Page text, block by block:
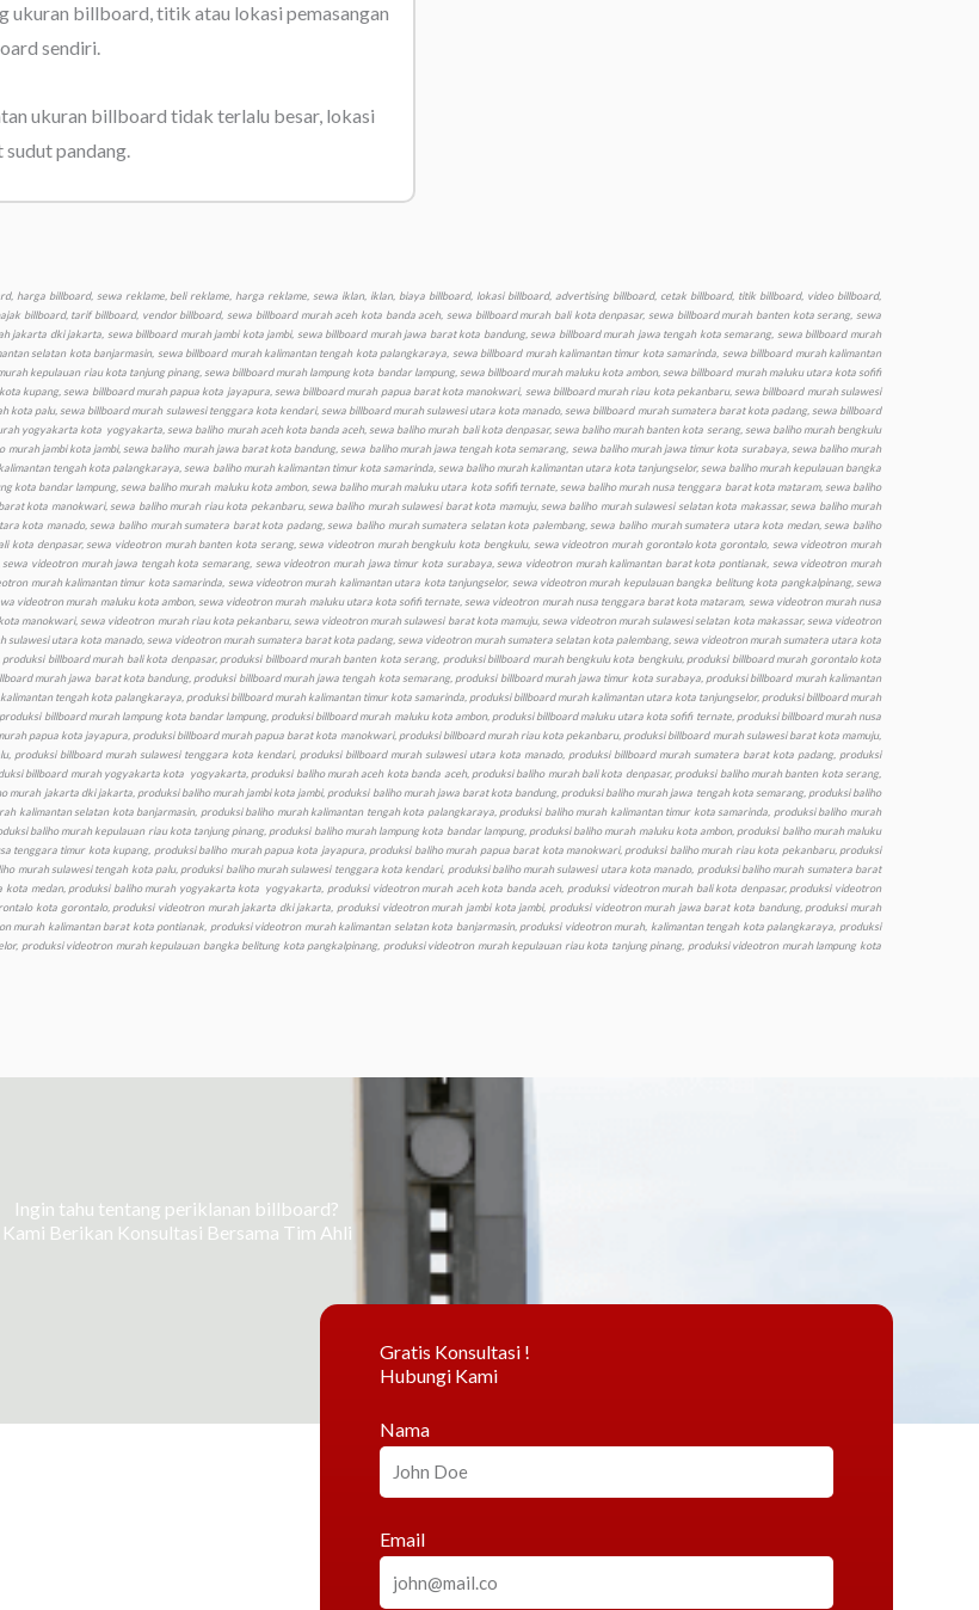
ukuran billboard, titik atau lokasi pemasangan
sendiri.
ukuran billboard tidak terlalu besar, lokasi
pandang.
sewa videotron murah bengkulu kota bengkulu, sewa videotron murah gorontalo kota gorontalo, sewa videotron murah jakarta dki jakarta, sewa videotron murah jambi kota jambi, sewa videotron murah jawa barat kota bandung, sewa videotron murah jawa tengah kota semarang, sewa videotron murah jawa timur kota surabaya, sewa videotron murah kalimantan barat kota pontianak, sewa videotron murah kalimantan selatan kota banjarmasin, sewa videotron murah kalimantan tengah kota palangkaraya, sewa videotron murah kalimantan timur kota samarinda, sewa videotron murah kalimantan utara kota tanjungselor, sewa videotron murah kepulauan bangka belitung kota pangkalpinang, sewa videotron murah kepulauan riau kota tanjung pinang, sewa videotron murah lampung kota bandar lampung, sewa videotron murah maluku kota ambon, sewa videotron murah maluku utara kota sofifi ternate, sewa videotron murah nusa tenggara barat kota mataram, sewa videotron murah nusa tenggara timur kota kupang, sewa videotron murah papua kota jayapura, sewa videotron murah papua barat kota manokwari, sewa videotron murah riau kota pekanbaru, sewa videotron murah sulawesi barat kota mamuju, sewa videotron murah sulawesi selatan kota makassar, sewa videotron murah sulawesi tengah kota palu, sewa videotron murah sulawesi tenggara kota kendari, sewa videotron murah sulawesi utara kota manado, sewa videotron murah sumatera barat kota padang, sewa videotron murah sumatera selatan kota palembang, sewa videotron murah sumatera utara kota medan, sewa videotron murah yogyakarta kota yogyakarta, produksi murah billboard aceh kota banda aceh, produksi billboard murah bali kota denpasar, produksi billboard murah banten kota serang, produksi billboard murah bengkulu kota bengkulu, produksi billboard murah gorontalo kota gorontalo, produksi billboard murah jakarta dki jakarta, produksi billboard murah jambi kota jambi, produksi billboard murah jawa barat kota bandung, produksi billboard murah jawa tengah kota semarang, produksi billboard murah jawa timur kota surabaya, produksi billboard murah kalimantan barat kota pontianak, produksi billboard murah kalimantan selatan kota banjarmasin, produksi billboard murah kalimantan tengah kota palangkaraya, produksi billboard murah kalimantan timur kota samarinda, produksi billboard murah kalimantan utara kota tanjungselor, produksi billboard murah kepulauan bangka belitung kota pangkalpinang, produksi billboard murah kepulauan riau kota tanjung pinang, produksi billboard murah lampung kota bandar lampung, produksi billboard murah maluku kota ambon, produksi billboard maluku utara kota sofifi ternate, produksi billboard murah nusa tenggara barat kota mataram, produksi billboard murah nusa tenggara timur kota kupang, produksi billboard murah papua kota jayapura, produksi billboard murah papua barat kota manokwari, produksi billboard murah riau kota pekanbaru, produksi billboard murah sulawesi barat kota mamuju, produksi billboard murah sulawesi selatan kota makassar, produksi billboard murah sulawesi tengah kota palu, produksi billboard murah sulawesi tenggara kota kendari, produksi billboard murah sulawesi utara kota manado, produksi billboard murah sumatera barat kota padang, produksi billboard murah sumatera selatan kota palembang, produksi billboard murah sumatera utara kota medan, produksi billboard murah yogyakarta kota yogyakarta, produksi baliho murah aceh kota banda aceh, produksi baliho murah bali kota denpasar, produksi baliho murah banten kota serang, produksi baliho murah bengkulu kota bengkulu, produksi baliho murah gorontalo kota gorontalo, produksi baliho murah jakarta dki jakarta, produksi baliho murah jambi kota jambi, produksi baliho murah jawa barat kota bandung, produksi baliho murah jawa tengah kota semarang, produksi baliho murah jawa timur kota surabaya, produksi baliho murah kalimantan barat kota pontianak, produksi baliho murah kalimantan selatan kota banjarmasin, produksi baliho murah kalimantan tengah kota palangkaraya, produksi baliho murah kalimantan timur kota samarinda, produksi baliho murah kalimantan utara kota tanjungselor, produksi baliho murah kepulauan bangka belitung kota pangkalpinang, produksi baliho murah kepulauan riau kota tanjung pinang, produksi baliho murah lampung kota bandar lampung, produksi baliho murah maluku kota ambon, produksi baliho murah maluku utara kota sofifi ternate, produksi baliho murah nusa tenggara barat kota mataram, produksi baliho murah nusa tenggara timur kota kupang, produksi baliho murah papua kota jayapura, produksi baliho murah papua barat kota manokwari, produksi baliho murah riau kota pekanbaru, produksi baliho murah sulawesi barat kota mamuju, produksi baliho murah sulawesi selatan kota makassar, produksi baliho murah sulawesi tengah kota palu, produksi baliho murah sulawesi tenggara kota kendari, produksi baliho murah sulawesi utara kota manado, produksi baliho murah sumatera barat kota padang, produksi baliho murah sumatera selatan kota palembang, produksi baliho murah sumatera utara kota medan, produksi baliho murah yogyakarta kota yogyakarta, produksi videotron murah aceh kota banda aceh, produksi videotron murah bali kota denpasar, produksi videotron murah banten kota serang, produksi videotron murah bengkulu kota bengkulu, produksi videotron murah gorontalo kota gorontalo, produksi videotron murah jakarta dki jakarta, produksi videotron murah jambi kota jambi, produksi videotron murah jawa barat kota bandung, produksi murah videotron jawa tengah kota semarang, produksi videotron murah jawa timur kota surabaya, produksi videotron murah kalimantan barat kota pontianak, produksi videotron murah kalimantan selatan kota banjarmasin, produksi videotron murah, kalimantan tengah kota palangkaraya, produksi videotron murah kalimantan timur kota samarinda, produksi videotron murah kalimantan utara kota tanjungselor, produksi videotron murah kepulauan bangka belitung kota pangkalpinang, produksi videotron murah kepulauan riau kota tanjung pinang, produksi videotron murah lampung kota bandar lampung, produksi videotron murah maluku kota ambon, produksi videotron murah maluku utara
Ingin tahu tentang periklanan billboard?
Kami Berikan Konsultasi Bersama Tim Ahli
Gratis Konsultasi !
Hubungi Kami
Nama
Email